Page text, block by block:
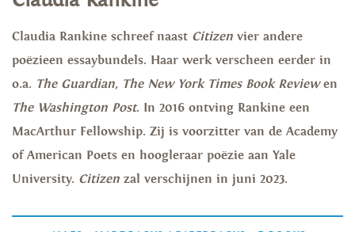
Claudia Rankine schreef naast Citizen vier andere
poëzieen essaybundels. Haar werk verscheen eerder in
o.a. The Guardian, The New York Times Book Reviewen
The Washington Post. In 2016 ontving Rankine een
MacArthur Fellowship. Zij is voorzitter van de Academy
of American Poets en hoogleraar poëzie aan Yale
University. Citizen zal verschijnen in juni 2023.